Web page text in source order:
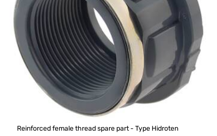
Reinforced female thread spare part - Type Hidroten